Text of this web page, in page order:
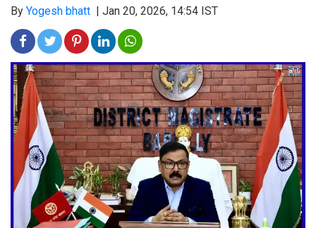
By Yogesh bhatt Jan 20, 2026, 14:54 IST